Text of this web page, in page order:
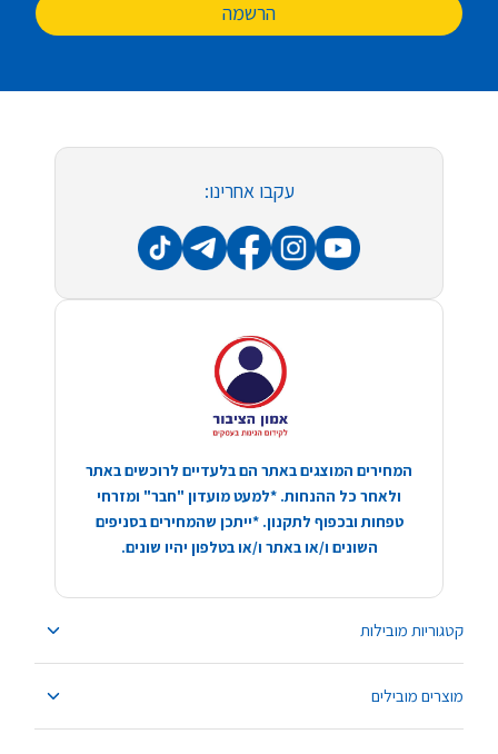
הרשמה
קטגוריות מובילות
מוצרים מובילים
עקבו אחרינו:
המחירים המוצגים באתר הם בלעדיים לרוכשים באתר
ולאחר כל ההנחות. *למעט מועדון "חבר" ומזרחי
טפחות ובכפוף לתקנון. *ייתכן שהמחירים בסניפים
השונים ו/או באתר ו/או בטלפון יהיו שונים.